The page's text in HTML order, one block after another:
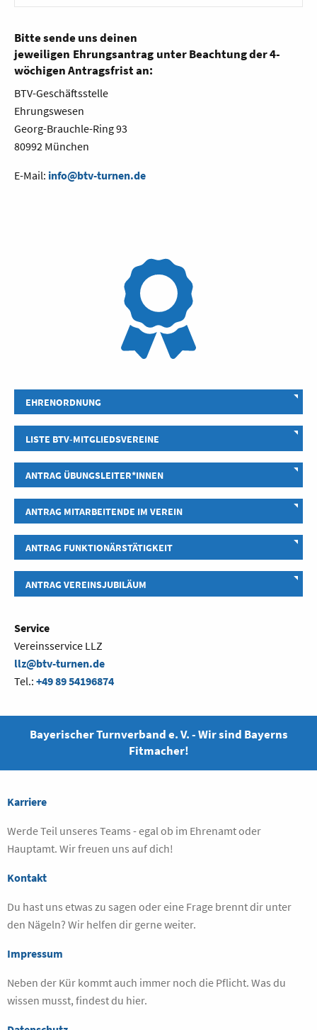
Bitte sende uns deinen
jeweiligen Ehrungsantrag unter Beachtung der 4-
wöchigen Antragsfrist an:
BTV-Geschäftsstelle
Ehrungswesen
Georg-Brauchle-Ring 93
80992 München
E-Mail: info@btv-turnen.de
EHRENORDNUNG
LISTE BTV-MITGLIEDSVEREINE
ANTRAG ÜBUNGSLEITER*INNEN
ANTRAG MITARBEITENDE IM VEREIN
ANTRAG FUNKTIONÄRSTÄTIGKEIT
ANTRAG VEREINSJUBILÄUM
Service
Vereinsservice LLZ
llz@btv-turnen.de
Tel.: +49 89 54196874
Bayerischer Turnverband e. V. - Wir sind Bayerns
Fitmacher!
Karriere
Werde Teil unseres Teams - egal ob im Ehrenamt oder
Hauptamt. Wir freuen uns auf dich!
Kontakt
Du hast uns etwas zu sagen oder eine Frage brennt dir unter
den Nägeln? Wir helfen dir gerne weiter.
Impressum
Neben der Kür kommt auch immer noch die Pflicht. Was du
wissen musst, findest du hier.